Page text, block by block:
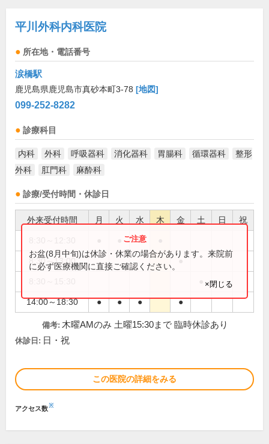
平川外科内科医院
所在地・電話番号
涙橋駅
鹿児島県鹿児島市真砂本町3-78 [地図]
099-252-8282
診療科目
内科 外科 呼吸器科 消化器科 胃腸科 循環器科
整形
外科
肛門科 麻酔科
診療/受付時間・休診日
外来受付時間 月 火 水 木 金 土 日 祝
●
8:30～13:00 ●
14:00～18:30 ● ● ● ●
お盆(8月中旬)は休診・休業の場合があります。来院前
に必ず医療機関に直接ご確認ください。
×閉じる
備考: 木曜AMのみ 土曜15:30まで 臨時休診あり
休診日: 日・祝
この医院の詳細をみる
アクセス数※